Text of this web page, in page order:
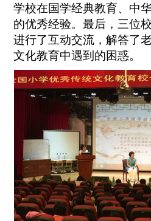
学校在国学经典教育、中
的优秀经验。最后，三位
进行了互动交流，解答了
文化教育中遇到的困惑。